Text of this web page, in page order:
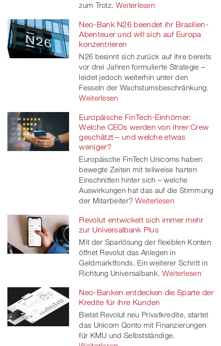
zum Trotz. Weiterlesen
Neo-Bank N26 beendet ihr Brasilien-
Abenteuer und will sich auf Europa
konzentrieren
N26 besinnt sich zurück auf ihre bereits
vor drei Jahren formulierte Strategie –
leidet jedoch weiterhin unter den
Fesseln der Wachstumsbeschränkung.
Weiterlesen
Europäische FinTech-Einhörner:
Welche CEOs werden von ihrer Crew
geschätzt – und welche etwas
weniger?
Europäische FinTech Unicorns haben
bewegte Zeiten mit teilweise harten
Einschnitten hinter sich – welche
Auswirkungen hat das auf die Stimmung
der Mitarbeiter? Weiterlesen
Revolut entwickelt sich immer mehr
zur Universalbank Plus
Mit der Sparlösung der flexiblen Konten
öffnet Revolut das Anlegen in
Geldmarktfonds. Ein weiterer Schritt in
Richtung Universalbank. Weiterlesen
Neo-Banken entdecken die Sparte der
Kredite für ihre Kunden
Bietet Revolut neu Privatkredite, startet
das Unicorn Qonto mit Finanzierungen
für KMU und Selbstständige.